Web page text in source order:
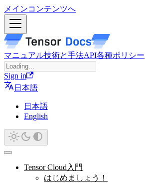
メインコンテンツへ
マニュアル技術と手法API各種ポリシー
Sign in
日本語
日本語
English
Tensor Cloud入門
はじめましょう！